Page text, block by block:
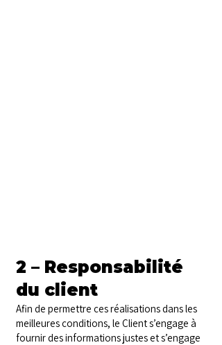
2 – Responsabilité
du client
Afin de permettre ces réalisations dans les
meilleures conditions, le Client s’engage à
fournir des informations justes et s’engage